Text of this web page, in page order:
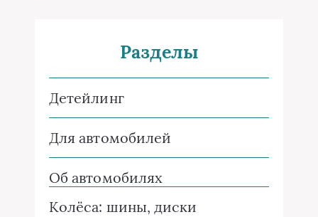
Разделы
Детейлинг
Для автомобилей
Об автомобилях
Колёса: шины, диски